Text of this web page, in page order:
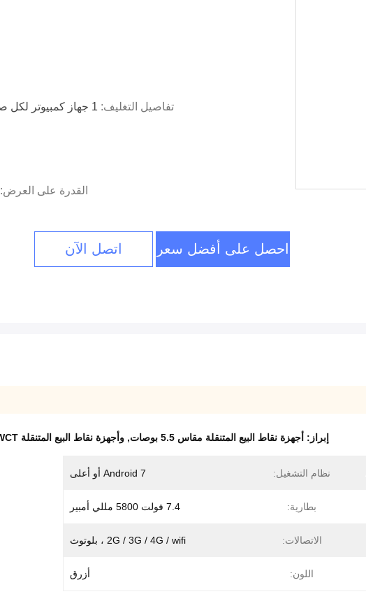
تفاصيل التغليف: 1 جهاز كمبيوتر لكل صندوق ، 10 جهاز كمبيوتر لكل كرتون
القدرة على العرض:
احصل على أفضل سعر اتصل الآن
إبراز: أجهزة نقاط البيع المتنقلة مقاس 5.5 بوصات , وأجهزة نقاط البيع المتنقلة WCT
نظام التشغيل: Android 7 أو أعلى
بطارية: 7.4 فولت 5800 مللي أمبير
الاتصالات: 2G / 3G / 4G / wifi ، بلوتوث
اللون: أزرق